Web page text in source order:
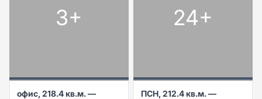
3+
офис, 218.4 кв.м. —
24+
ПСН, 212.4 кв.м. —